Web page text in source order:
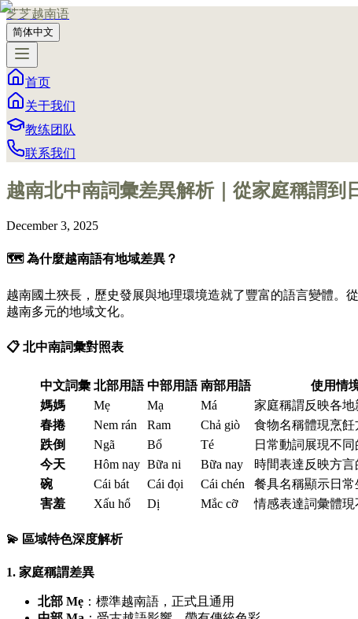
芝芝越南语
简体中文
首页
关于我们
教练团队
联系我们
越南北中南詞彙差異解析｜從家庭稱謂到
December 3, 2025
🗺️ 為什麼越南語有地域差異？
越南國土狹長，歷史發展與地理環境造就了豐富的語言變體。
越南多元的地域文化。
📋 北中南詞彙對照表
中文詞彙 北部用語 中部用語 南部用語
使用情
媽媽
Mẹ Mạ Má
家庭稱謂反映各
春捲
Nem rán Ram Chả giò
食物名稱體現烹
跌倒
Ngã Bổ Té
日常動詞展現不
今天
Hôm nay Bữa ni Bữa nay
時間表達反映方
碗
Cái bát Cái đọi Cái chén
餐具名稱顯示日常
害羞
Xấu hổ Dị Mắc cỡ 情感表達詞彙體
💫 區域特色深度解析
1. 家庭稱謂差異
北部 Mẹ ：標準越南語，正式且通用